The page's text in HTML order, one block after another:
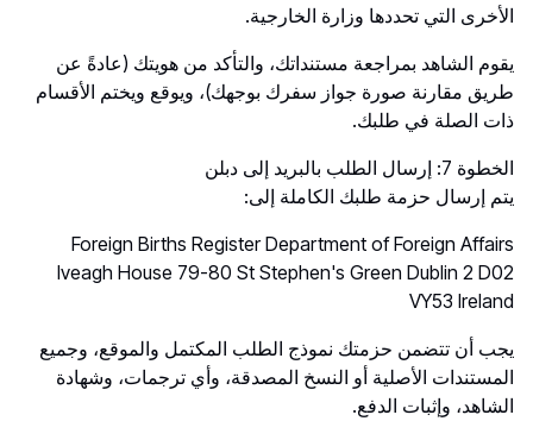
الأخرى التي تحددها وزارة الخارجية.
يقوم الشاهد بمراجعة مستنداتك، والتأكد من هويتك (عادةً عن
طريق مقارنة صورة جواز سفرك بوجهك)، ويوقع ويختم الأقسام
ذات الصلة في طلبك.
الخطوة 7: إرسال الطلب بالبريد إلى دبلن
يتم إرسال حزمة طلبك الكاملة إلى:
Foreign Births Register Department of Foreign Affairs
Iveagh House 79-80 St Stephen's Green Dublin 2 D02
VY53 Ireland
يجب أن تتضمن حزمتك نموذج الطلب المكتمل والموقع، وجميع
المستندات الأصلية أو النسخ المصدقة، وأي ترجمات، وشهادة
الشاهد، وإثبات الدفع.